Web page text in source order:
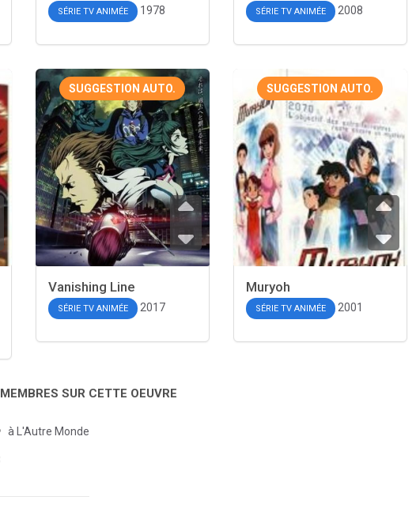
SÉRIE TV ANIMÉE 1978 SÉRIE TV ANIMÉE 2008
SUGGESTION AUTO.
Vanishing Line
SÉRIE TV ANIMÉE 2017
SUGGESTION AUTO.
Muryoh
SÉRIE TV ANIMÉE 2001
SUR CETTE OEUVRE
à L'Autre Monde